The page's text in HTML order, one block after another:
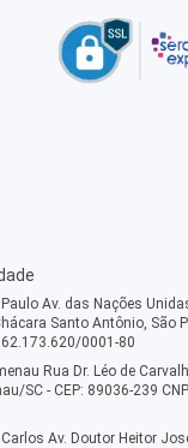
Av. das Nações
Santo Antônio, São
62.173.620/0001-80
Rua Dr. Léo de
SC - CEP: 89036-239
Av. Doutor Heitor